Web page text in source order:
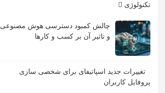
تکنولوژی
چالش کمبود دسترسی هوش مصنوعی
و تاثیر آن بر کسب و کارها
تغییرات جدید اسپاتیفای برای شخصی سازی
پروفایل کاربران